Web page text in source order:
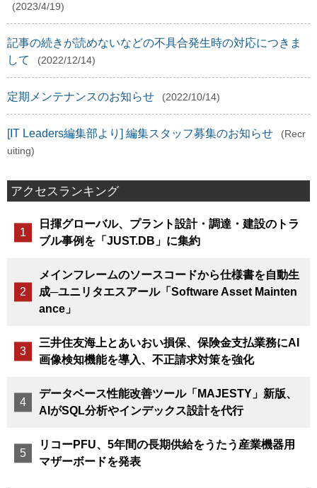
(2023/4/19)
記事の続きが読めないなどの不具合発生時の対応につきま
して
(2022/12/14)
定期メンテナンスのお知らせ (2022/10/14)
[IT Leaders編集部より] 編集スタッフ募集のお知らせ
(Recr
uiting)
アクセスランキング
日揮グローバル、プラント設計・調達・建設のトラ
ブル事例を「JUST.DB」に集約
メインフレームのソースコードから仕様書を自動生
成─ユニリタエスアール「Software Asset Mainten
ance」
三井住友海上とあいおい損保、保険金支払業務にAI
画像検知機能を導入、不正請求対策を強化
データベース性能改善ツール「MAJESTY」新版、
AIがSQL分析やインデックス設計を代行
リコーPFU、5年間の長期供給をうたう産業機器用
マザーボードを発表